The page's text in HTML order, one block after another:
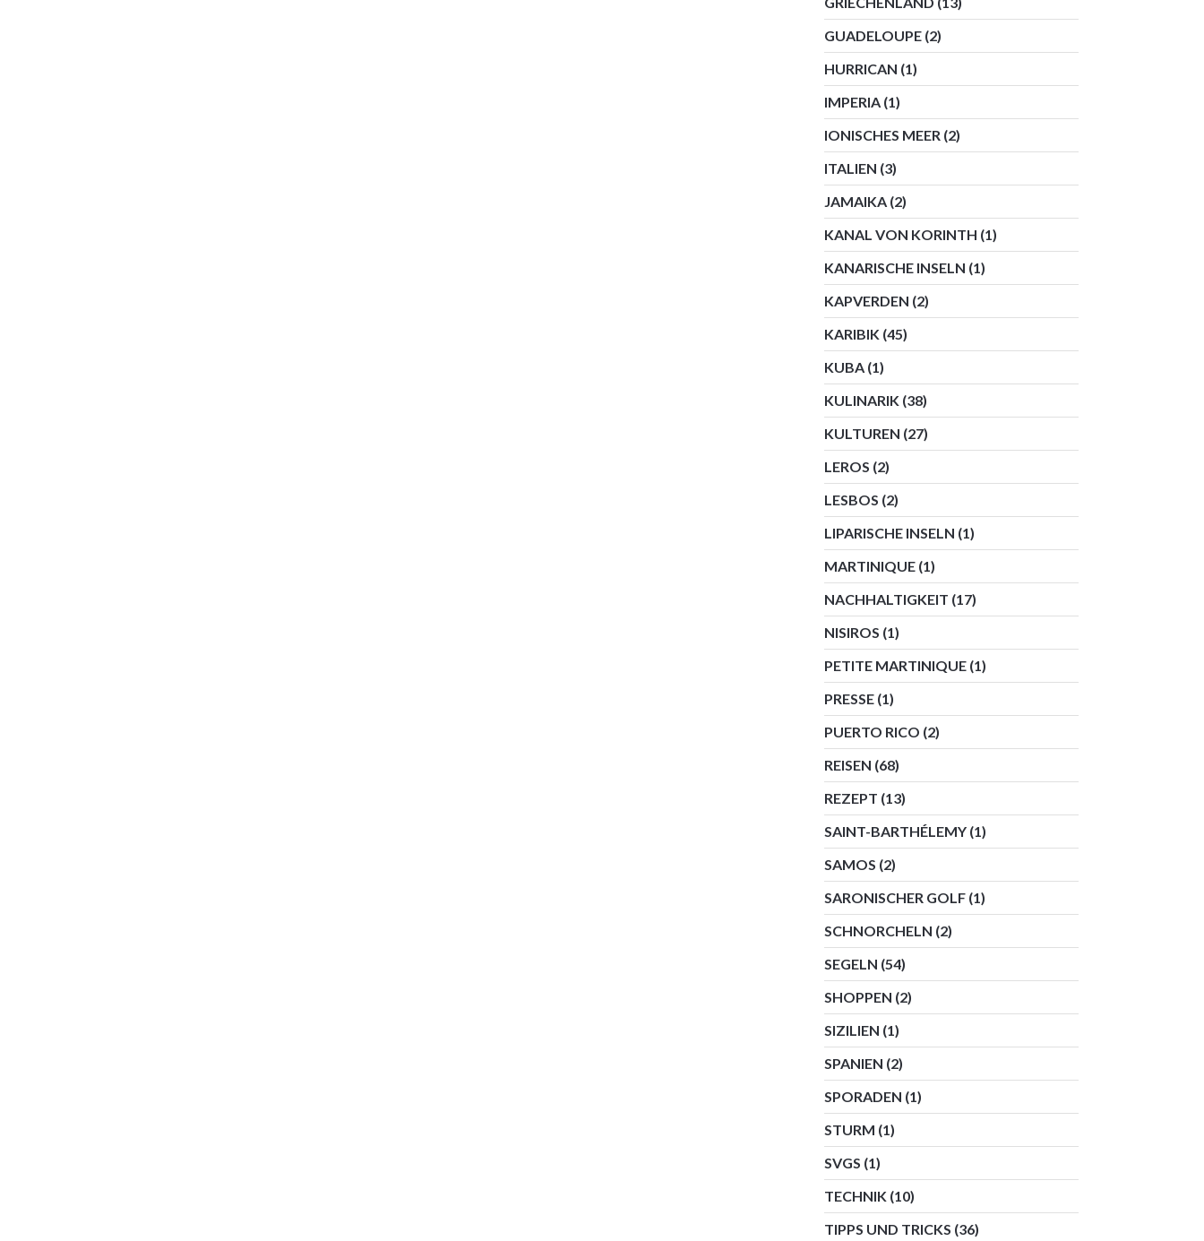
GUADELOUPE (2)
HURRICAN (1)
IMPERIA (1)
IONISCHES MEER (2)
ITALIEN (3)
JAMAIKA (2)
KANAL VON KORINTH (1)
KANARISCHE INSELN (1)
KAPVERDEN (2)
KARIBIK (45)
KUBA (1)
KULINARIK (38)
KULTUREN (27)
LEROS (2)
LESBOS (2)
LIPARISCHE INSELN (1)
MARTINIQUE (1)
NACHHALTIGKEIT (17)
NISIROS (1)
PETITE MARTINIQUE (1)
PRESSE (1)
PUERTO RICO (2)
REISEN (68)
REZEPT (13)
SAINT-BARTHÉLEMY (1)
SAMOS (2)
SARONISCHER GOLF (1)
SCHNORCHELN (2)
SEGELN (54)
SHOPPEN (2)
SIZILIEN (1)
SPANIEN (2)
SPORADEN (1)
STURM (1)
SVGS (1)
TECHNIK (10)
TIPPS UND TRICKS (36)